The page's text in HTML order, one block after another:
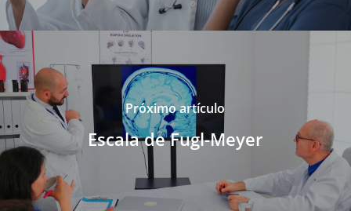
Próximo artículo
Escala de Fugl-Meyer